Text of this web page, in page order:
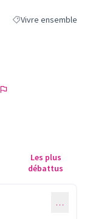
Filtrer les résultats
Vivre ensemble
Les plus
débattus
…